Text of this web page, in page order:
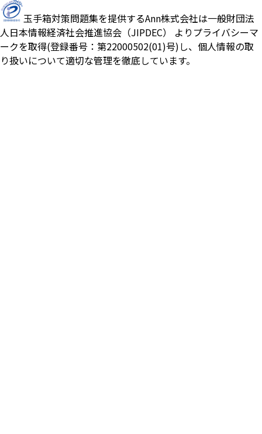
玉手箱対策問題集を提供するAnn株式会社は一般財団法
人日本情報経済社会推進協会（JIPDEC） よりプライバシーマ
ークを取得(登録番号：第22000502(01)号)し、個人情報の取
り扱いについて適切な管理を徹底しています。